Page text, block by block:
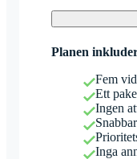
Planen
Fem
Ett
Ingen
Inga